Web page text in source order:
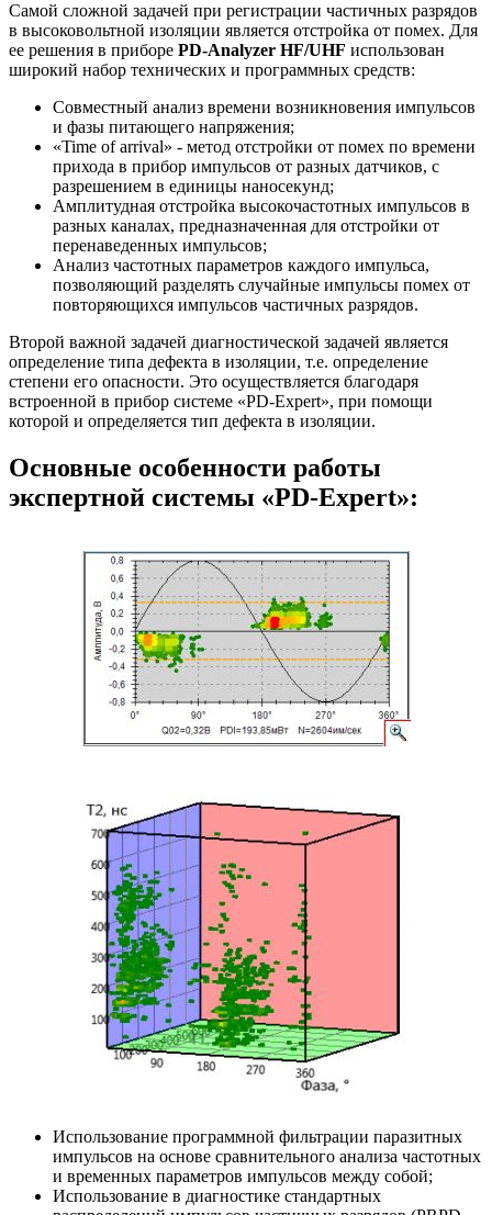
Самой сложной задачей при регистрации частичных разрядов
в высоковольтной изоляции является отстройка от помех. Для
ее решения в приборе PD-Analyzer HF/UHF использован
широкий набор технических и программных средств:
Совместный анализ времени возникновения импульсов
и фазы питающего напряжения;
«Time of arrival» - метод отстройки от помех по времени
прихода в прибор импульсов от разных датчиков, с
разрешением в единицы наносекунд;
Амплитудная отстройка высокочастотных импульсов в
разных каналах, предназначенная для отстройки от
перенаведенных импульсов;
Анализ частотных параметров каждого импульса,
позволяющий разделять случайные импульсы помех от
повторяющихся импульсов частичных разрядов.
Второй важной задачей диагностической задачей является
определение типа дефекта в изоляции, т.е. определение
степени его опасности. Это осуществляется благодаря
встроенной в прибор системе «PD-Expert», при помощи
которой и определяется тип дефекта в изоляции.
Основные особенности работы
экспертной системы «PD-Expert»:
Использование программной фильтрации паразитных
импульсов на основе сравнительного анализа частотных
и временных параметров импульсов между собой;
Использование в диагностике стандартных